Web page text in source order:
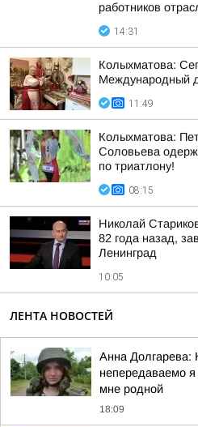
работников
14:31
Колыхматова:
Международный
11:49
Колыхматова:
Соловьева
по триатлону!
08:15
Николай
82 года назад,
Ленинград
10:05
ЛЕНТА НОВОСТЕЙ
Анна Долгарева:
непередаваемо
мне родной
18:09